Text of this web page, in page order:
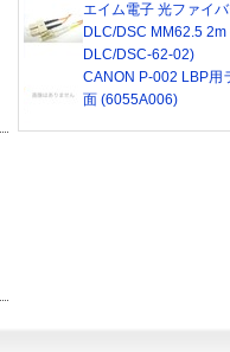
エイム電子 光ファイ
DLC/DSC MM62.5 2m
DLC/DSC-62-02)
CANON P-002 LBP用
面 (6055A006)